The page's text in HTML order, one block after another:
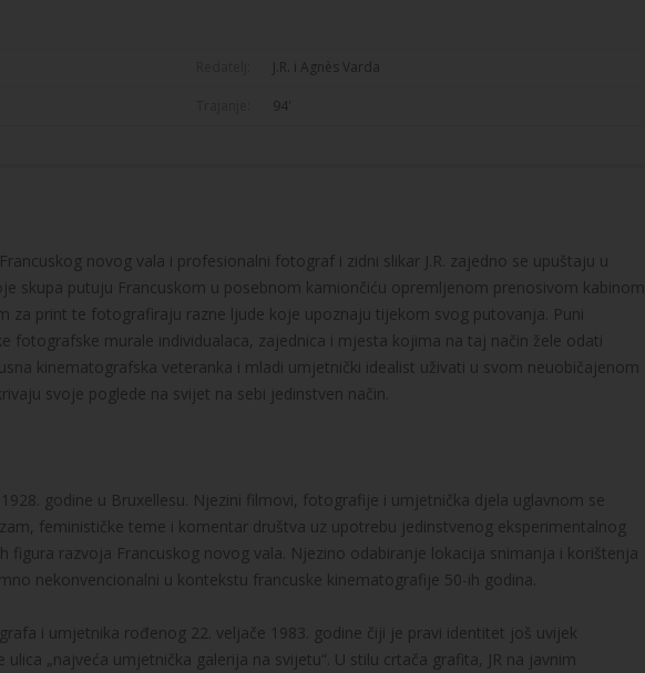
J.R. i Agnès Varda
94'
novog vala i profesionalni fotograf i zidni slikar J.R. zajedno se upuštaju u
skupa putuju Francuskom u posebnom kamiončiću opremljenom prenosivom kabinom
za print te fotografiraju razne ljude koje upoznaju tijekom svog putovanja. Puni
fotografske murale individualaca, zajednica i mjesta kojima na taj način žele odati
kinematografska veteranka i mladi umjetnički idealist uživati u svom neuobičajenom
svoje poglede na svijet na sebi jedinstven način.
godine u Bruxellesu. Njezini filmovi, fotografije i umjetnička djela uglavnom se
feminističke teme i komentar društva uz upotrebu jedinstvenog eksperimentalnog
figura razvoja Francuskog novog vala. Njezino odabiranje lokacija snimanja i korištenja
nekonvencionalni u kontekstu francuske kinematografije 50-ih godina.
i umjetnika rođenog 22. veljače 1983. godine čiji je pravi identitet još uvijek
„najveća umjetnička galerija na svijetu“. U stilu crtača grafita, JR na javnim